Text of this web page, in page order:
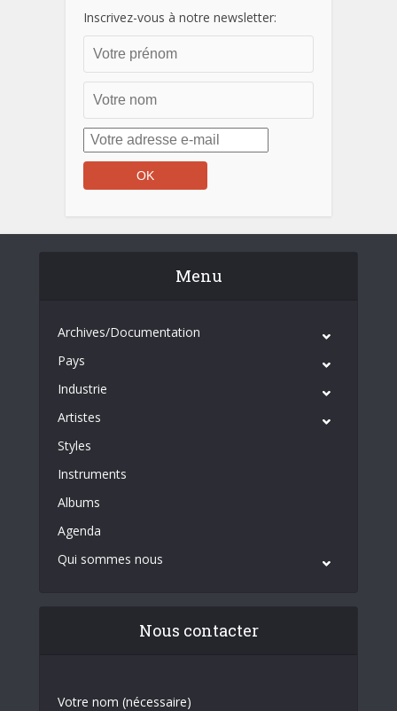
Inscrivez-vous à notre newsletter:
Menu
Archives/Documentation
Pays
Industrie
Artistes
Styles
Instruments
Albums
Agenda
Qui sommes nous
Nous contacter
Votre nom (nécessaire)